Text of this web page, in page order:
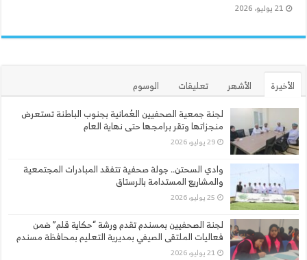
21 يوليو، 2026
الأخيرة الأشهر تعليقات
الوسوم
لجنة جمعية الصحفيين العُمانية بجنوب الباطنة تستعرض
منجزاتها وتقر برامجها حتى نهاية العام
29 يوليو، 2026
وادي السحتن.. جولة صحفية تتفقد المبادرات المجتمعية
والمشاريع المستدامة بالرستاق
25 يوليو، 2026
لجنة الصحفيين بمسندم تقدم ورشة “حكاية قلم” ضمن
فعاليات الملتقى الصيفي بمديرية التعليم بمحافظة مسندم
21 يوليو، 2026